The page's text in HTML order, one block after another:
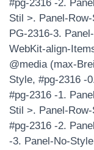
#pg-2316 -2.
Stil >. Panel-
PG-2316-3.
WebKit-align-
@media (max-
Style, #pg-2316 -
#pg-2316 -1.
Stil >. Panel-
#pg-2316 -2.
-3. Panel-No-